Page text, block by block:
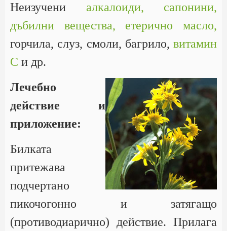
Неизучени алкалоиди,
сапонини,
дъбилни вещества,
етерично масло,
горчила, слуз, смоли, багрило, витамин
С и др.
Лечебно
действие и
приложение:
Билката
притежава
подчертано
пикочогонно и затягащо
(противодиарично) действие. Прилага